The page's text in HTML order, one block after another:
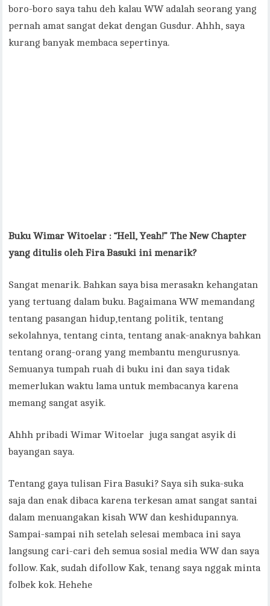
boro-boro saya tahu deh kalau WW adalah seorang yang
pernah amat sangat dekat dengan Gusdur. Ahhh, saya
kurang banyak membaca sepertinya.
Buku Wimar Witoelar : “Hell, Yeah!” The New Chapter
yang ditulis oleh Fira Basuki ini menarik?
Sangat menarik. Bahkan saya bisa merasakn kehangatan
yang tertuang dalam buku. Bagaimana WW memandang
tentang pasangan hidup,tentang politik, tentang
sekolahnya, tentang cinta, tentang anak-anaknya bahkan
tentang orang-orang yang membantu mengurusnya.
Semuanya tumpah ruah di buku ini dan saya tidak
memerlukan waktu lama untuk membacanya karena
memang sangat asyik.
Ahhh pribadi Wimar Witoelar juga sangat asyik di
bayangan saya.
Tentang gaya tulisan Fira Basuki? Saya sih suka-suka
saja dan enak dibaca karena terkesan amat sangat santai
dalam menuangakan kisah WW dan keshidupannya.
Sampai-sampai nih setelah selesai membaca ini saya
langsung cari-cari deh semua sosial media WW dan saya
follow. Kak, sudah difollow Kak, tenang saya nggak minta
folbek kok. Hehehe